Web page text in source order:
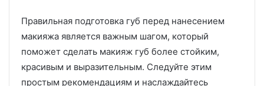
Правильная подготовка губ перед нанесением
макияжа является важным шагом, который
поможет сделать макияж губ более стойким,
красивым и выразительным. Следуйте этим
простым рекомендациям и наслаждайтесь